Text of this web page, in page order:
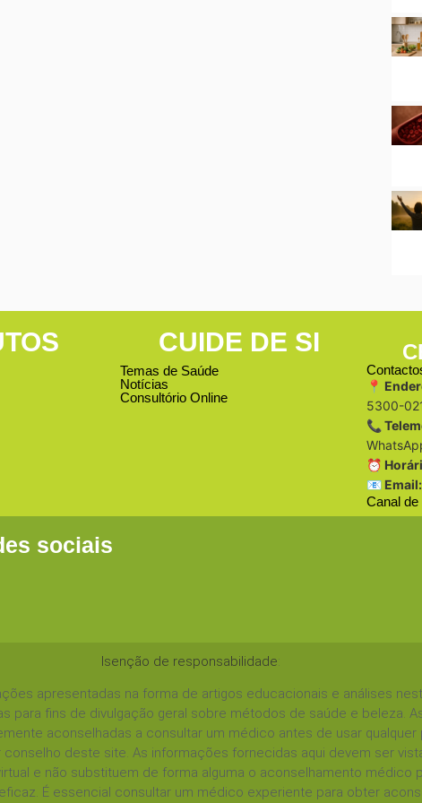
CUIDE DE SI
Temas de Saúde
Notícias
Consultório Online
📍
5300-
📞
⏰
📧 Email:
Canal
sociais
Isenção de responsabilidade:
apresentadas na forma de artigos educacionais e análises
para fins de divulgação geral sobre métodos de saúde e beleza.
aconselhadas a consultar um médico antes de usar qualquer
conselho deste site. As informações fornecidas aqui devem ser
e não substituem de forma alguma o aconselhamento médico
É essencial consultar um médico experiente para obter